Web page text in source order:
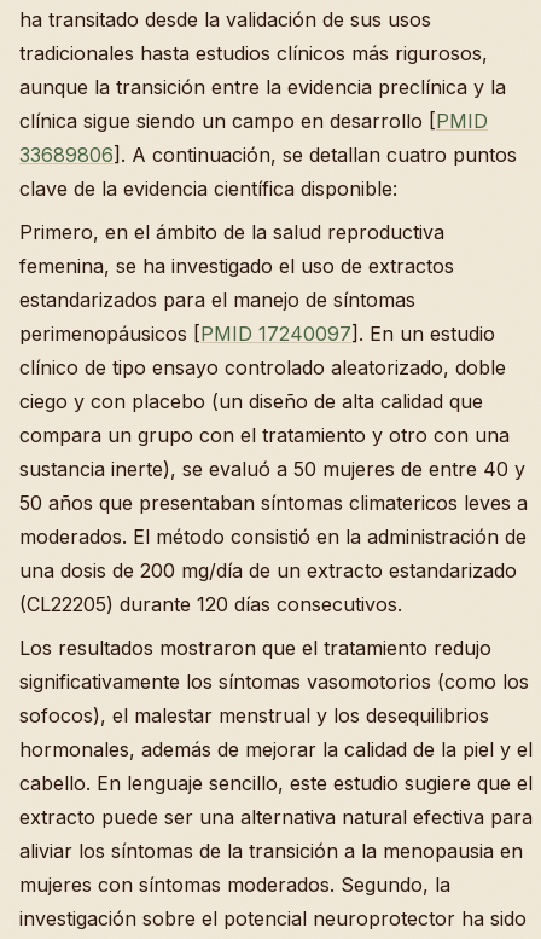
ha transitado desde la validación de sus usos
tradicionales hasta estudios clínicos más rigurosos,
aunque la transición entre la evidencia preclínica y la
clínica sigue siendo un campo en desarrollo [PMID
33689806]. A continuación, se detallan cuatro puntos
clave de la evidencia científica disponible:
Primero, en el ámbito de la salud reproductiva
femenina, se ha investigado el uso de extractos
estandarizados para el manejo de síntomas
perimenopáusicos [PMID 17240097]. En un estudio
clínico de tipo ensayo controlado aleatorizado, doble
ciego y con placebo (un diseño de alta calidad que
compara un grupo con el tratamiento y otro con una
sustancia inerte), se evaluó a 50 mujeres de entre 40 y
50 años que presentaban síntomas climatericos leves a
moderados. El método consistió en la administración de
una dosis de 200 mg/día de un extracto estandarizado
(CL22205) durante 120 días consecutivos.
Los resultados mostraron que el tratamiento redujo
significativamente los síntomas vasomotorios (como los
sofocos), el malestar menstrual y los desequilibrios
hormonales, además de mejorar la calidad de la piel y el
cabello. En lenguaje sencillo, este estudio sugiere que el
extracto puede ser una alternativa natural efectiva para
aliviar los síntomas de la transición a la menopausia en
mujeres con síntomas moderados. Segundo, la
investigación sobre el potencial neuroprotector ha sido